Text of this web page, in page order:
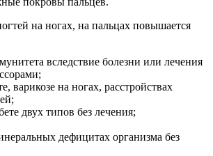
на ногах, на пальцах повышается
вследствие болезни или лечения
варикозе на ногах, расстройствах
двух типов без лечения;
дефицитах организма без